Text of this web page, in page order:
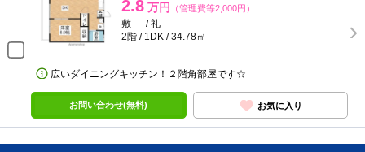
2.8 万円 （管理費等2,000円）
敷 － / 礼 －
2階 / 1DK / 34.78㎡
広いダイニングキッチン！２階角部屋です☆
お問い合わせ(無料) お気に入り